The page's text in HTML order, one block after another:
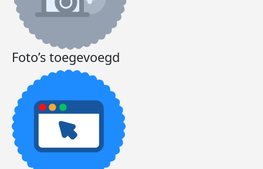
Foto’s toegevoegd